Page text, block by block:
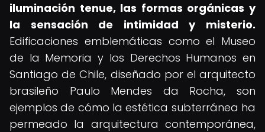
iluminación tenue, las formas orgánicas y
la sensación de intimidad y misterio.
Edificaciones emblemáticas como el Museo
de la Memoria y los Derechos Humanos en
Santiago de Chile, diseñado por el arquitecto
brasileño Paulo Mendes da Rocha, son
ejemplos de cómo la estética subterránea ha
permeado la arquitectura contemporánea,